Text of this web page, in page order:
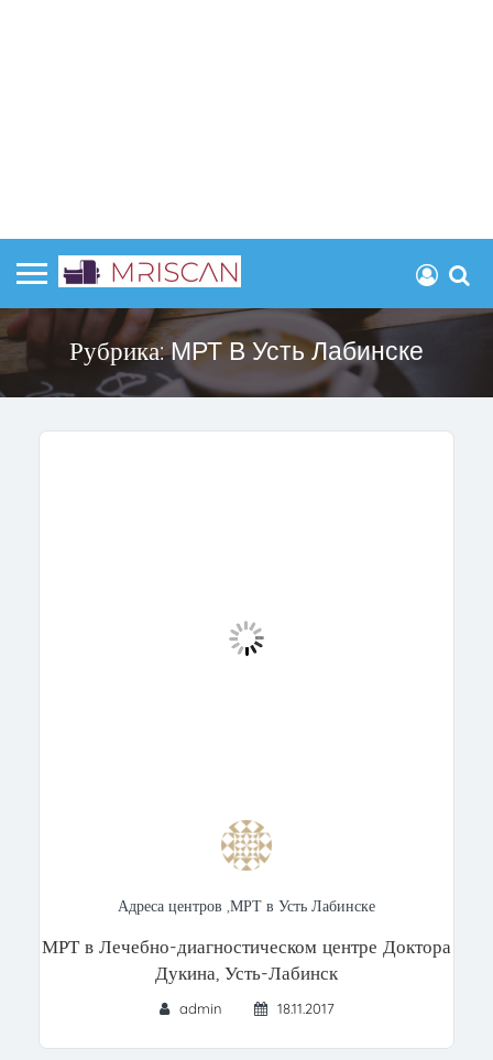
Рубрика:МРТ В Усть Лабинске
Адреса центров ,МРТ в Усть Лабинске
МРТ в Лечебно-диагностическом центре Доктора
Дукина, Усть-Лабинск
admin 18.11.2017